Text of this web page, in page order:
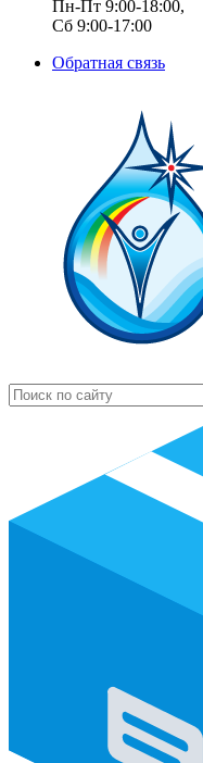
Пн-Пт 9:00-18:00,
Сб 9:00-17:00
Обратная связь